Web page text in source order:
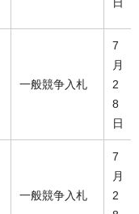
一般競争入札
7
月
2
8
日
一般競争入札
7
月
2